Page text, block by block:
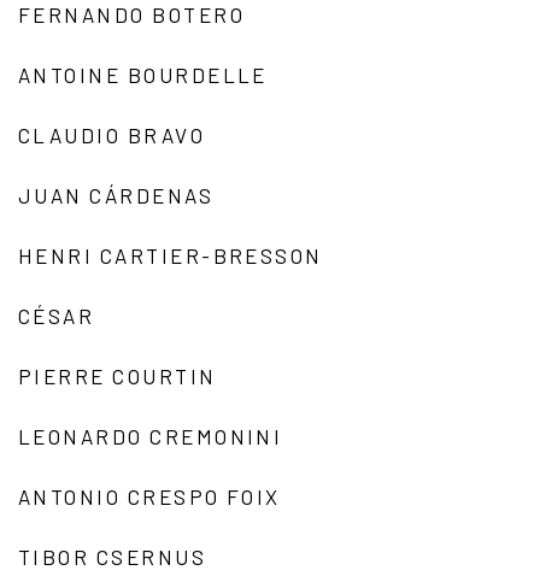
FERNANDO BOTERO
ANTOINE BOURDELLE
CLAUDIO BRAVO
JUAN CÁRDENAS
HENRI CARTIER-BRESSON
CÉSAR
PIERRE COURTIN
LEONARDO CREMONINI
ANTONIO CRESPO FOIX
TIBOR CSERNUS